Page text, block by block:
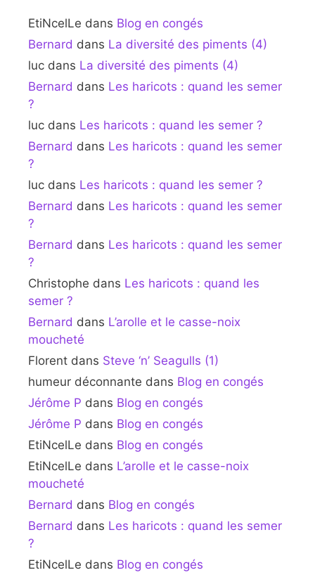
EtiNcelLe dans Blog en congés
Bernard dans La diversité des piments (4)
luc dans La diversité des piments (4)
Bernard dans Les haricots : quand les semer
?
luc dans Les haricots : quand les semer ?
Bernard dans Les haricots : quand les semer
?
luc dans Les haricots : quand les semer ?
Bernard dans Les haricots : quand les semer
?
Bernard dans Les haricots : quand les semer
?
Christophe dans Les haricots : quand les
semer ?
Bernard dans L’arolle et le casse-noix
moucheté
Florent dans Steve ‘n’ Seagulls (1)
humeur déconnante dans Blog en congés
Jérôme P dans Blog en congés
Jérôme P dans Blog en congés
EtiNcelLe dans Blog en congés
EtiNcelLe dans L’arolle et le casse-noix
moucheté
Bernard dans Blog en congés
Bernard dans Les haricots : quand les semer
?
EtiNcelLe dans Blog en congés